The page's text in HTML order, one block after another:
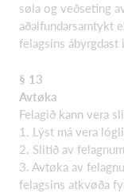
søla og veðseting
aðalfundarsamtykt
felagsins
§ 13
Avtøka
Felagið kann vera
1. Lýst má vera
2. Slitið av
3. Avtøka av
felagsins atkvøða